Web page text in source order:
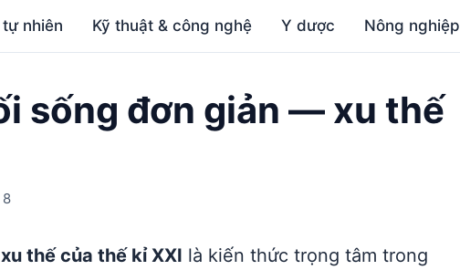
nhiên Kỹ thuật & công nghệ Y dược Nông nghiệp
sống đơn giản — xu thế
8
thế của thế kỉ XXI là kiến thức trọng tâm trong